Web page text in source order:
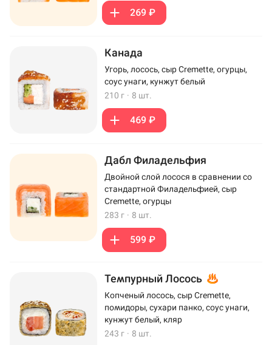
269 ₽
Канада
Угорь, лосось, сыр Cremette, огурцы,
соус унаги, кунжут белый
210 г · 8 шт.
469 ₽
Дабл Филадельфия
Двойной слой лосося в сравнении со
стандартной Филадельфией, сыр
Cremette, огурцы
283 г · 8 шт.
599 ₽
Темпурный Лосось
Копченый лосось, сыр Cremette,
помидоры, сухари панко, соус унаги,
кунжут белый, кляр
243 г · 8 шт.